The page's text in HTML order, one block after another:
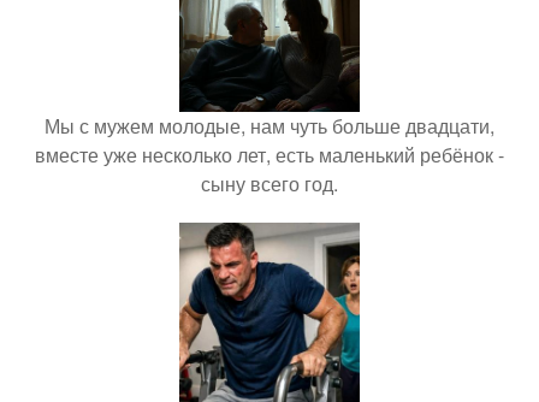
Мы с мужем молодые, нам чуть больше двадцати,
вместе уже несколько лет, есть маленький ребёнок -
сыну всего год.